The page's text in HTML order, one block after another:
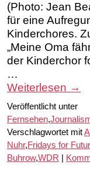
(Photo: Jean
für eine
Kinderchores.
„Meine Oma
der Kinderchor
…
Weiterlesen →
Veröffentlicht unter
Fernsehen,
Verschlagwortet mit
Nuhr,Fridays for
Buhrow,WDR